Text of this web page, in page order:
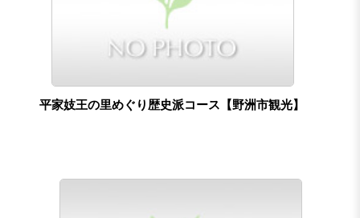
平家妓王の里めぐり歴史派コース【野洲市観光】